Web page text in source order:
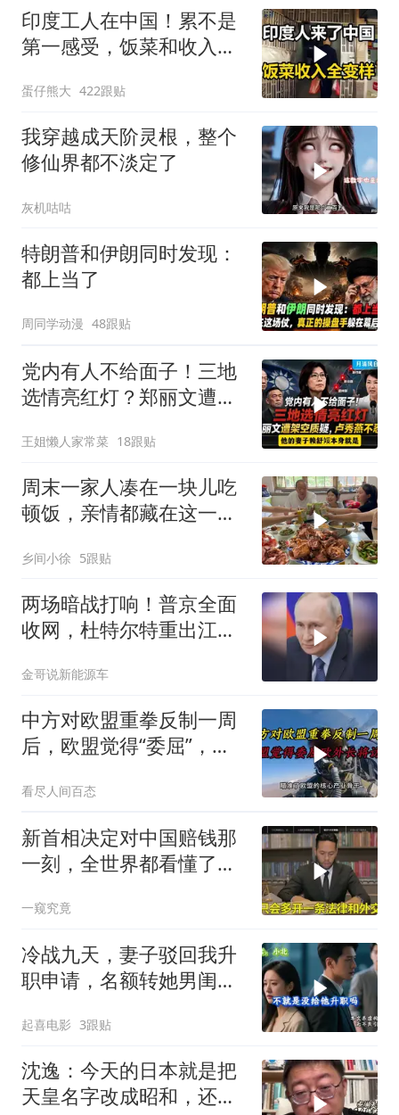
印度工人在中国！累不是
第一感受，饭菜和收入让
蛋仔熊大 422跟贴
我穿越成天阶灵根，整个
修仙界都不淡定了
灰机咕咕
特朗普和伊朗同时发现：
都上当了
周同学动漫 48跟贴
党内有人不给面子！三地
选情亮红灯？郑丽文遭架
一起来听听
王姐懒人家常菜 18跟贴
周末一家人凑在一块儿吃
顿饭，亲情都藏在这一饭
乡间小徐 5跟贴
两场暗战打响！普京全面
收网，杜特尔特重出江
点，哪个先崩？
金哥说新能源车
中方对欧盟重拳反制一周
后，欧盟觉得“委屈”，欧
看尽人间百态
新首相决定对中国赔钱那
一刻，全世界都看懂了：
一窥究竟
冷战九天，妻子驳回我升
职申请，名额转她男闺
起喜电影 3跟贴
沈逸：今天的日本就是把
天皇名字改成昭和，还是